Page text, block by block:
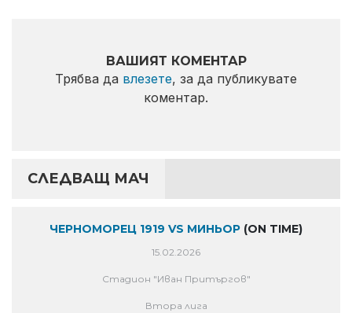
ВАШИЯТ КОМЕНТАР
Трябва да влезете, за да публикувате
коментар.
СЛЕДВАЩ МАЧ
ЧЕРНОМОРЕЦ 1919 VS МИНЬОР (ON TIME)
15.02.2026
Стадион "Иван Притъргов"
Втора лига